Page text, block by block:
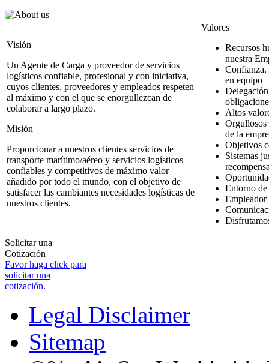
Visión
Un Agente de Carga y proveedor de servicios
logísticos confiable, profesional y con iniciativa,
cuyos clientes, proveedores y empleados respeten
al máximo y con el que se enorgullezcan de
colaborar a largo plazo.
Misión
Proporcionar a nuestros clientes servicios de
transporte marítimo/aéreo y servicios logísticos
confiables y competitivos de máximo valor
añadido por todo el mundo, con el objetivo de
satisfacer las cambiantes necesidades logísticas de
nuestros clientes.
Valores
Recursos
nuestra
Confianza,
en equipo
Altos
Orgullosos
de la
Objetivos
Sistemas
Entorno de
Empleador
Solicitar una
Cotización
Favor haga click para
solicitar una
cotización.
Legal Disclaimer
Sitemap